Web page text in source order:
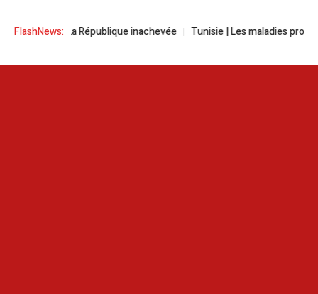
FlashNews:
Tunisie | La République inachevée Tunisie | Les maladies